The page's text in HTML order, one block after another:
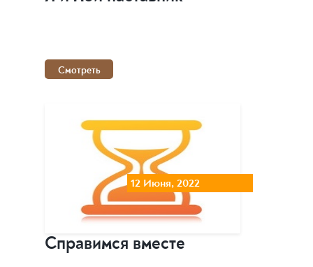
Смотреть
12 Июня, 2022
Справимся вместе